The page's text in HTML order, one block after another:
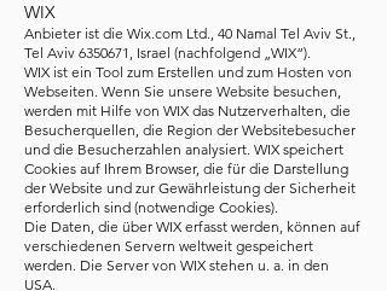
WIX
Anbieter ist die Wix.com Ltd., 40 Namal Tel Aviv St.,
Tel Aviv 6350671 , Israel (nachfolgend „WIX“).
WIX ist ein Tool zum Erstellen und zum Hosten von
Webseiten. Wenn Sie unsere Website besuchen,
werden mit Hilfe von WIX das Nutzerverhalten, die
Besucherquellen, die Region der Websitebesucher
und die Besucherzahlen analysiert. WIX speichert
Cookies auf Ihrem Browser, die für die Darstellung
der Website und zur Gewährleistung der Sicherheit
erforderlich sind (notwendige Cookies).
Die Daten, die über WIX erfasst werden, können auf
verschiedenen Servern weltweit gespeichert
werden. Die Server von WIX stehen u. a. in den
USA.